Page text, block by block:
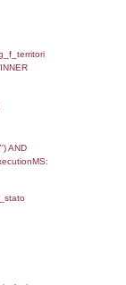
=
AND
ON
=